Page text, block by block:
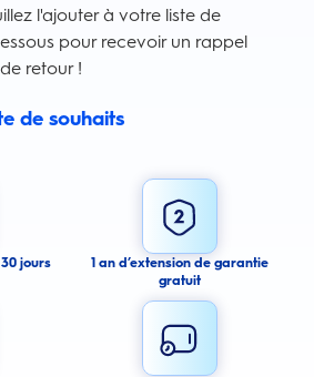
l'ajouter à votre liste de
pour recevoir un rappel
retour !
de souhaits
email alerts about this product.
you agree to receive email
this product. We may use your email address
about product availability. We process your
our Privacy Policy. You may withdraw your
preferences at any time.
jours
1 an d’extension de garantie
gratuit